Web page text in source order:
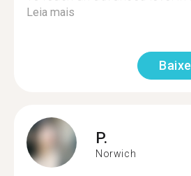
Leia mais
P.
Norwich